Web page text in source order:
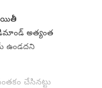
అత్యంత
ఉండదని
చేసినట్టు